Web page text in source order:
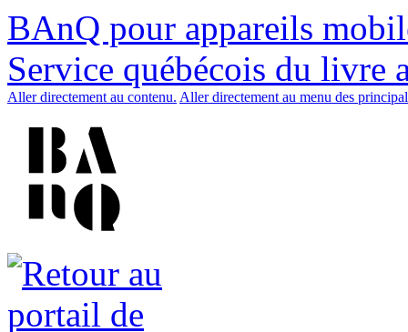
BAnQ pour appareils
Service québécois du livre
Aller directement au contenu. Aller directement au menu des